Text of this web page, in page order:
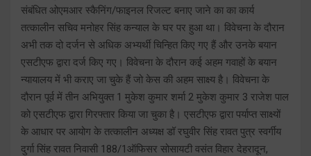
संबंधित ओएमआर स्कैनिंग/फाइनल रिजल्ट बनाए जाने का का कार्य
तत्कालीन सचिव मनोहर सिंह कन्याल के घर पर हुआ था। विवेचना के दौरान
अभी तक दो दर्जन से अधिक अभ्यर्थी चिन्हित किए गए हैं और उनके बयान
एसटीएफ द्वारा दर्ज किए गए। विवेचना के दौरान कई अहम गवाहों के बयान
न्यायालय में भी कराए जा चुके हैं जो केस की अहम साक्ष्य है। विवेचना के
दौरान पूर्व में तीन अभियुक्त 1 मुकेश कुमार शर्मा 2 मुकेश कुमार 3 राजेश पाल
को एसटीएफ द्वारा गिरफ्तार किया जा चुका है। एसटीएफ द्वारा पर्याप्त साक्ष्यों
के आधार पर आयोग के तत्कालीन अध्यक्ष डॉ रघुवीर सिंह रावत पुत्र स्वर्गीय
दुर्गा सिंह रावत निवासी 188/1ऑफिसर सोसायटी वसंत विहार देहरादून,